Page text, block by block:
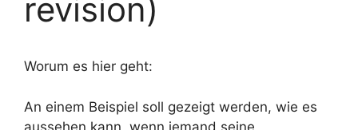
revision)
Worum es hier geht:
An einem Beispiel soll gezeigt werden, wie es
aussehen kann, wenn jemand seine